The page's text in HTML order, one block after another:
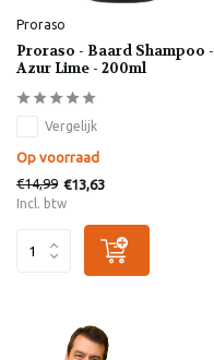
Proraso
Proraso - Baard Shampoo -
Azur Lime - 200ml
Vergelijk
Op voorraad
€14,99 €13,63
Incl. btw